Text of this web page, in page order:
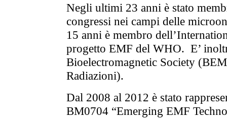
Negli ultimi 23 anni è stato
congressi nei campi delle
15 anni è membro
progetto EMF del WHO. E’
Bioelectromagnetic Society
Radiazioni).
Dal 2008 al 2012 è stato
BM0704 “Emerging EMF